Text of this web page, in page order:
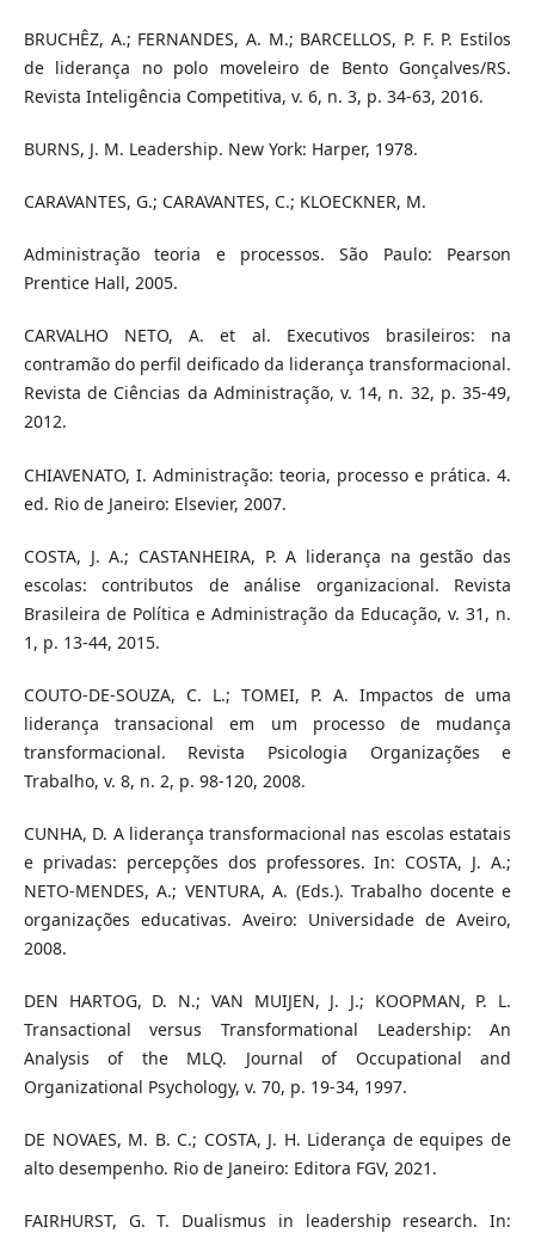
BRUCHÊZ, A.; FERNANDES, A. M.; BARCELLOS, P. F. P. Estilos
de liderança no polo moveleiro de Bento Gonçalves/RS.
Revista Inteligência Competitiva, v. 6, n. 3, p. 34-63, 2016.
BURNS, J. M. Leadership. New York: Harper, 1978.
CARAVANTES, G.; CARAVANTES, C.; KLOECKNER, M.
Administração teoria e processos. São Paulo: Pearson
Prentice Hall, 2005.
CARVALHO NETO, A. et al. Executivos brasileiros: na
contramão do perfil deificado da liderança transformacional.
Revista de Ciências da Administração, v. 14, n. 32, p. 35-49,
2012.
CHIAVENATO, I. Administração: teoria, processo e prática. 4.
ed. Rio de Janeiro: Elsevier, 2007.
COSTA, J. A.; CASTANHEIRA, P. A liderança na gestão das
escolas: contributos de análise organizacional. Revista
Brasileira de Política e Administração da Educação, v. 31, n.
1, p. 13-44, 2015.
COUTO-DE-SOUZA, C. L.; TOMEI, P. A. Impactos de uma
liderança transacional em um processo de mudança
transformacional. Revista Psicologia Organizações e
Trabalho, v. 8, n. 2, p. 98-120, 2008.
CUNHA, D. A liderança transformacional nas escolas estatais
e privadas: percepções dos professores. In: COSTA, J. A.;
NETO-MENDES, A.; VENTURA, A. (Eds.). Trabalho docente e
organizações educativas. Aveiro: Universidade de Aveiro,
2008.
DEN HARTOG, D. N.; VAN MUIJEN, J. J.; KOOPMAN, P. L.
Transactional versus Transformational Leadership: An
Analysis of the MLQ. Journal of Occupational and
Organizational Psychology, v. 70, p. 19-34, 1997.
DE NOVAES, M. B. C.; COSTA, J. H. Liderança de equipes de
alto desempenho. Rio de Janeiro: Editora FGV, 2021.
FAIRHURST, G. T. Dualismus in leadership research. In: